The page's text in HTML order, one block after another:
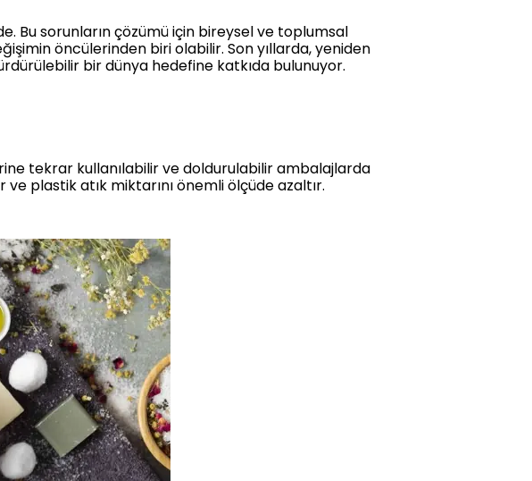
Bu sorunların çözümü için bireysel ve toplumsal
öncülerinden biri olabilir. Son yıllarda, yeniden
bir dünya hedefine katkıda bulunuyor.
tekrar kullanılabilir ve doldurulabilir ambalajlarda
plastik atık miktarını önemli ölçüde azaltır.